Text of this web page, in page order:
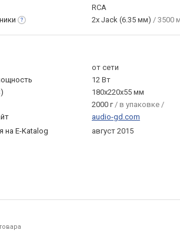
RCA
2x Jack (6.35 мм) / 3500
от сети
12 Вт
180х220х55 мм
2000 г/ в упаковке /
audio-gd.com
на E-Katalog
август 2015